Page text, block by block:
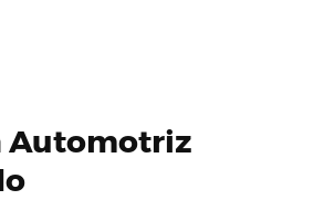
Automotriz